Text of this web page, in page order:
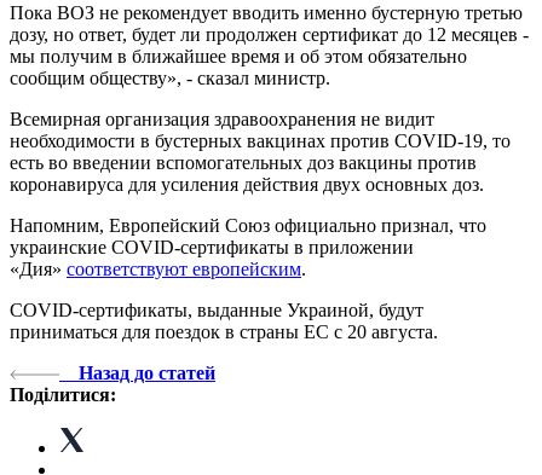
Пока ВОЗ не рекомендует вводить именно бустерную третью
дозу, но ответ, будет ли продолжен сертификат до 12 месяцев -
мы получим в ближайшее время и об этом обязательно
сообщим обществу», - сказал министр.
Всемирная организация здравоохранения не видит
необходимости в бустерных вакцинах против COVID-19, то
есть во введении вспомогательных доз вакцины против
коронавируса для усиления действия двух основных доз.
Напомним, Европейский Союз официально признал, что
украинские COVID-сертификаты в приложении
«Дия» соответствуют европейским.
COVID-сертификаты, выданные Украиной, будут
приниматься для поездок в страны ЕС с 20 августа.
Назад до статей
Поділитися: